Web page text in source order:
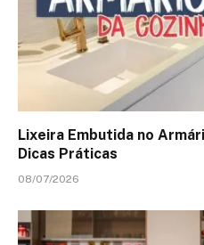
Lixeira Embutida no
Dicas Práticas
08/07/2026